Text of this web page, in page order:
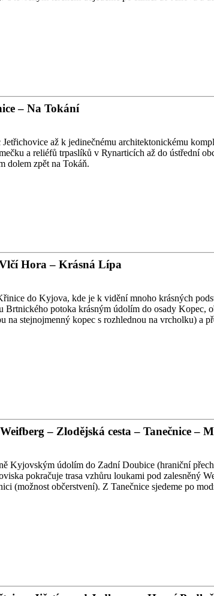
– Na Tokání
až k jedinečnému architektonickému
a reliéfů trpaslíků v Rynarticích až do ústřední
dolem zpět na Tokáň.
Hora – Krásná Lípa
do Kyjova, kde je k vidění mnoho krásných
potoka krásným údolím do osady Kopec,
stejnojmenný kopec s rozhlednou na vrcholku) a
– Zlodějská cesta – Tanečnice
Kyjovským údolím do Zadní Doubice (hraniční
pokračuje trasa vzhůru loukami pod zalesněný
(možnost občerstvení). Z Tanečnice sjedeme po